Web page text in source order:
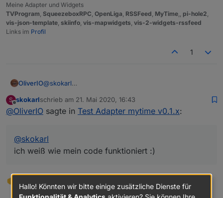
Info Seite (Übersicht) geht tatsächlich die Uhr vom
Laptop eine Sekunde vor.
Meine Adapter und Widgets
TVProgram SqueezeboxRPC OpenLiga RSSFeed MyTime pi-hole2
vis-json-template skiinfo vis-mapwidgets vis-2-widgets-rssfeed
Links im Profil
1
OliverIO@skokarl
S
Offline
skokarlschrieb am 21. Mai 2020, 16:43
zuletzt editiert von
@OliverIO sagte in Test Adapter mytime v0.1.x:
@skokarl
ich weiß wie mein code funktioniert :)
Hallo! Könnten wir bitte einige zusätzliche Dienste für